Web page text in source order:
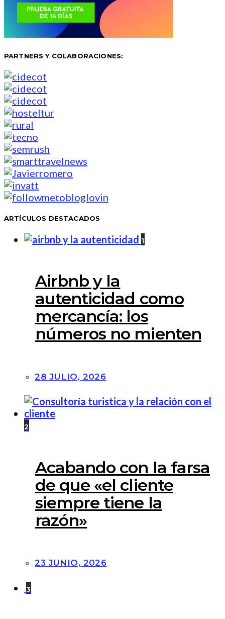
PARTNERS Y COLABORACIONES:
ARTÍCULOS DESTACADOS
1
Airbnb y la
autenticidad como
mercancía: los
números no mienten
28 JULIO, 2026
2
Acabando con la farsa
de que «el cliente
siempre tiene la
razón»
23 JUNIO, 2026
3